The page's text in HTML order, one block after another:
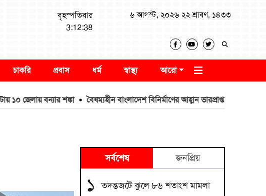
বৃহস্পতিবার
3:12:39
৬ আগস্ট, ২০২৬ ২২ শ্রাবণ, ১৪৩৩
চাকরি প্রবাস ধর্ম স্বাস্থ্য আরো
বন্যার শঙ্কা বৈষম্যহীন বাংলাদেশ বিনির্মাণের আহ্বান ভারপ্রাপ্ত স্পিকার ব্যারিস্টার
সর্বশেষ জনপ্রিয়
১ তদন্তজটে ঝুলে ৮৬ শতাংশ মামলা